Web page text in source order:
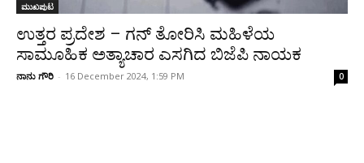
ಮುಖಪುಟ
ಉತ್ತರ ಪ್ರದೇಶ – ಗನ್‌ ತೋರಿಸಿ ಮಹಿಳೆಯ
ಸಾಮೂಹಿಕ ಅತ್ಯಾಚಾರ ಎಸಗಿದ ಬಿಜೆಪಿ ನಾಯಕ
ನಾನು ಗೌರಿ - 16 December 2024, 1:59 PM 0